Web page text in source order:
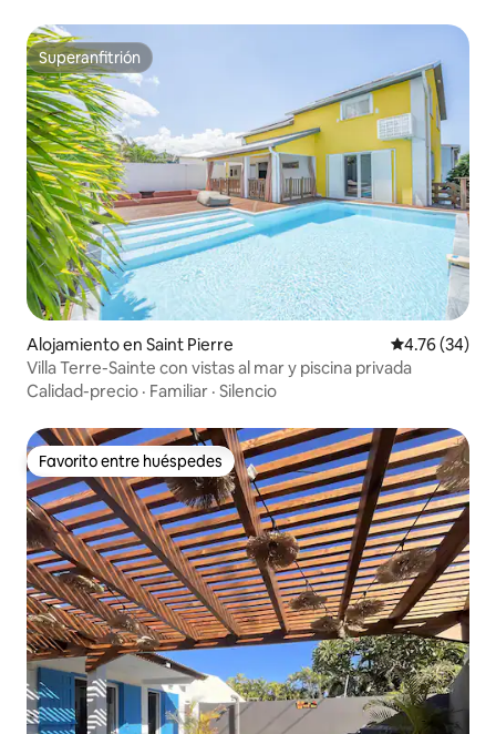
Superanfitrión
Superanfitrión
Alojamiento en Saint Pierre Calificación
4.76 (34)
Villa Terre-Sainte con vistas al mar y piscina privada
Calidad-precio · Familiar · Silencio
Favorito entre huéspedes
Favorito entre huéspedes